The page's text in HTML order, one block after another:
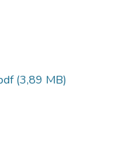
(3,89 MB)